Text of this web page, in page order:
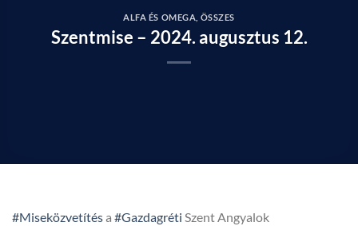
ALFA ÉS OMEGA ÖSSZES
Szentmise – 2024. augusztus 12.
#Miseközvetítésa #Gazdagréti Szent Angyalok